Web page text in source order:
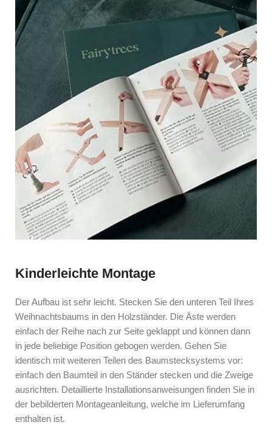
Kinderleichte Montage
Der Aufbau ist sehr leicht. Stecken Sie den unteren Teil Ihres
Weihnachtsbaums in den Holzständer. Die Äste werden
einfach der Reihe nach zur Seite geklappt und können dann
in jede beliebige Position gebogen werden. Gehen Sie
identisch mit weiteren Teilen des Baumstecksystems vor:
einfach den Baumteil in den Ständer stecken und die Zweige
ausrichten. Detaillierte Installationsanweisungen finden Sie in
der bebilderten Montageanleitung, welche im Lieferumfang
enthalten ist.